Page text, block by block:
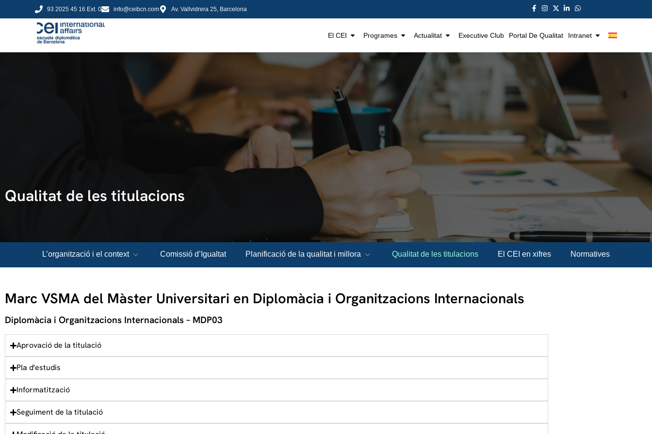
93 2025 45 16 Ext. 0 info@ceibcn.com Av. Vallvidrera 25, Barcelona
El CEI Programes Actualitat Executive Club Portal De Qualitat Intranet
Qualitat de les titulacions
L’organització i el context Comissió d’Igualtat Planificació de la qualitat i millora Qualitat de les titulacions El CEI en xifres Normatives
Marc VSMA del Màster Universitari en Diplomàcia i Organitzacions Internacionals
Diplomàcia i Organitzacions Internacionals – MDP03
Aprovació de la titulació
Pla d'estudis
Informatització
Seguiment de la titulació